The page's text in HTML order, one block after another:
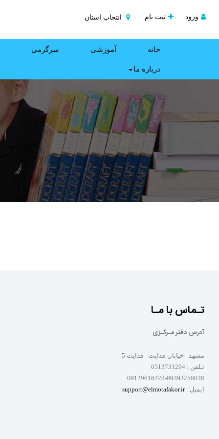
ورود ثبت نام انتخاب استان
خانه آموزشی سرگرمی
درباره ما
تـماس با مـا
آدرس دفتر مـرکـزی
مشهد - خیابان هدایت - هدایت 5
تـلفن : 0513731294
09129616228-09393250028
ایمیل :support@elmotafakor.ir